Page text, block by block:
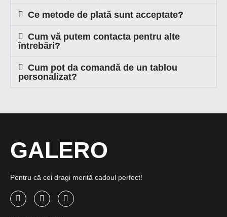
Ce metode de plată sunt acceptate?
Cum vă putem contacta pentru alte
întrebări?
Cum pot da comandă de un tablou
personalizat?
GALERO
Pentru că cei dragi merită cadoul perfect!